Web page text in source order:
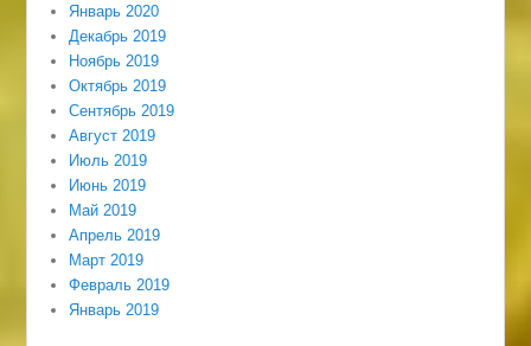
Январь 2020
Декабрь 2019
Ноябрь 2019
Октябрь 2019
Сентябрь 2019
Август 2019
Июль 2019
Июнь 2019
Май 2019
Апрель 2019
Март 2019
Февраль 2019
Январь 2019